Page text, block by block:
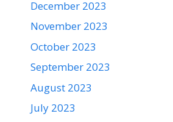
December 2023
November 2023
October 2023
September 2023
August 2023
July 2023